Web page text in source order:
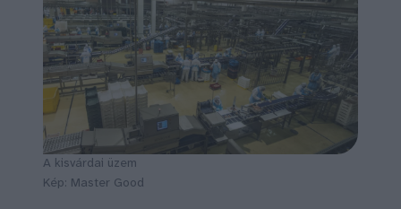
A kisvárdai üzem
Kép: Master Good